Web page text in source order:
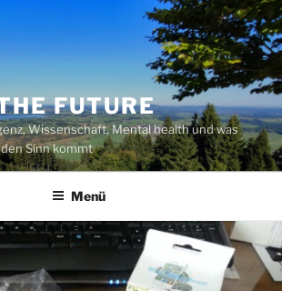
FUTURE
Wissenschaft, Mental health und was
Sinn kommt
Menü